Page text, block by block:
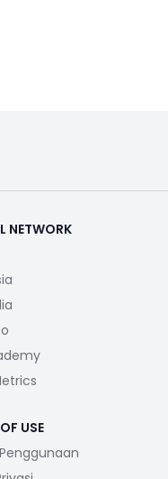
NETWORK
USE